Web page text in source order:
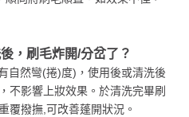
，刷毛炸開/分岔了？
自然彎(捲)度)，使用後或清洗後
不影響上妝效果。於清洗完畢刷
覆撥撫,可改善蓬開狀況。